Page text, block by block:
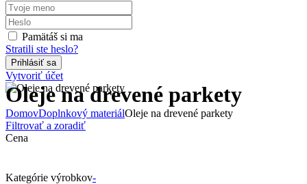
Pamätáš si ma
Stratili ste heslo?
Vytvoriť účet
Oleje na drevené parkety
DomovDoplnkový materiálOleje na drevené parkety
Filtrovať a zoradiť
Cena
Kategórie výrobkov-